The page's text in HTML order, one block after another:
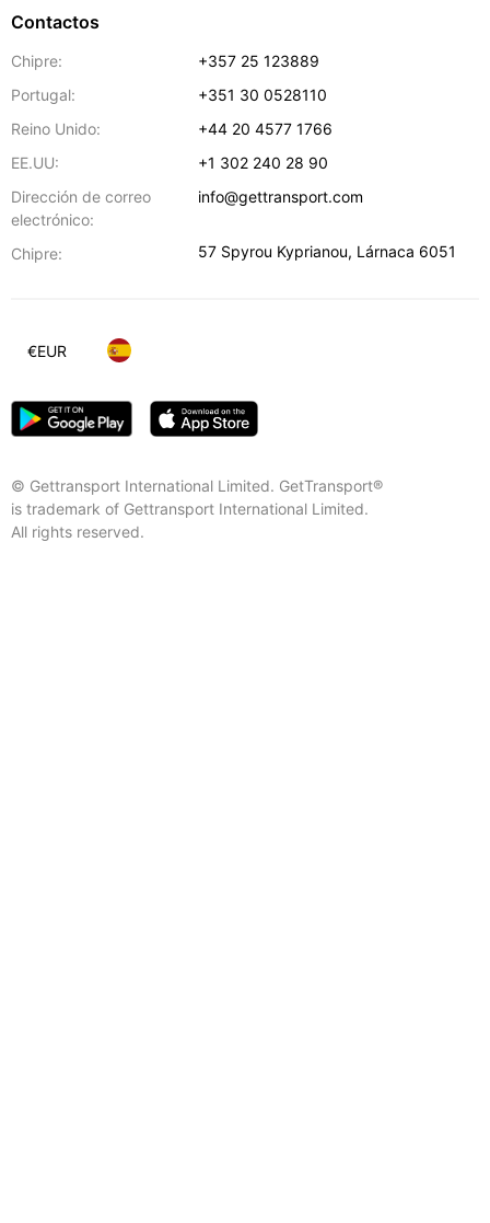
Contactos
Chipre:
+357 25 123889
Portugal:
+351 30 0528110
Reino Unido:
+44 20 4577 1766
EE.UU:
+1 302 240 28 90
Dirección de correo
electrónico:
info@gettransport.com
Chipre: 57 Spyrou Kyprianou, Lárnaca 6051
© Gettransport International Limited. GetTransport®
is trademark of Gettransport International Limited.
All rights reserved.
€EUR